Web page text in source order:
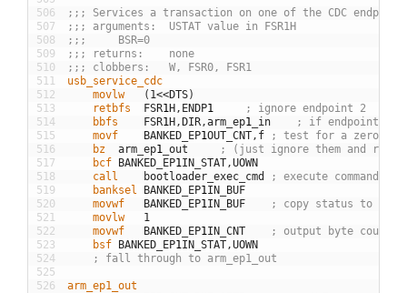
506
507
508
509
510
511
512
513
514
515
516
517
518
519
520
521
522
523
524
525
526
;;; Services a transaction on one of the CDC
;;; arguments:	USTAT value in FSR1H
;;;		BSR=0
;;; returns:	none
;;; clobbers:	W, FSR0, FSR1
usb_service_cdc
	movlw
( 1<<DTS)
	retbfs
FSR1H , ENDP1
; ignore endpoint 2
	bbfs
FSR1H , DIR,arm ep1 in
; if endpoint 1
	movf
BANKED EP1OUT CNT, f
; test for a zero-
	bz
arm ep1 out
; (just ignore them and
	bcf
BANKED EP1IN STAT,UOWN
	call
bootloader exec cmd
; execute command;
	banksel
BANKED EP1IN
BUF
	movwf
BANKED EP1IN BUF
; copy status to IN
	movlw
1
	movwf
BANKED EP1IN CNT
; output byte count
	bsf
BANKED EP1IN STAT,UOWN
; fall through to arm_ep1_out
arm_ep1_out